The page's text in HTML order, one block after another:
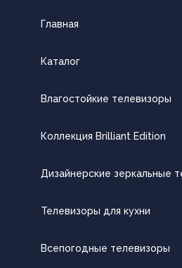
Главная
Каталог
Влагостойкие телевизоры
Коллекция Brilliant Edition
Дизайнерские зеркальные
Телевизоры для кухни
Всепогодные телевизоры